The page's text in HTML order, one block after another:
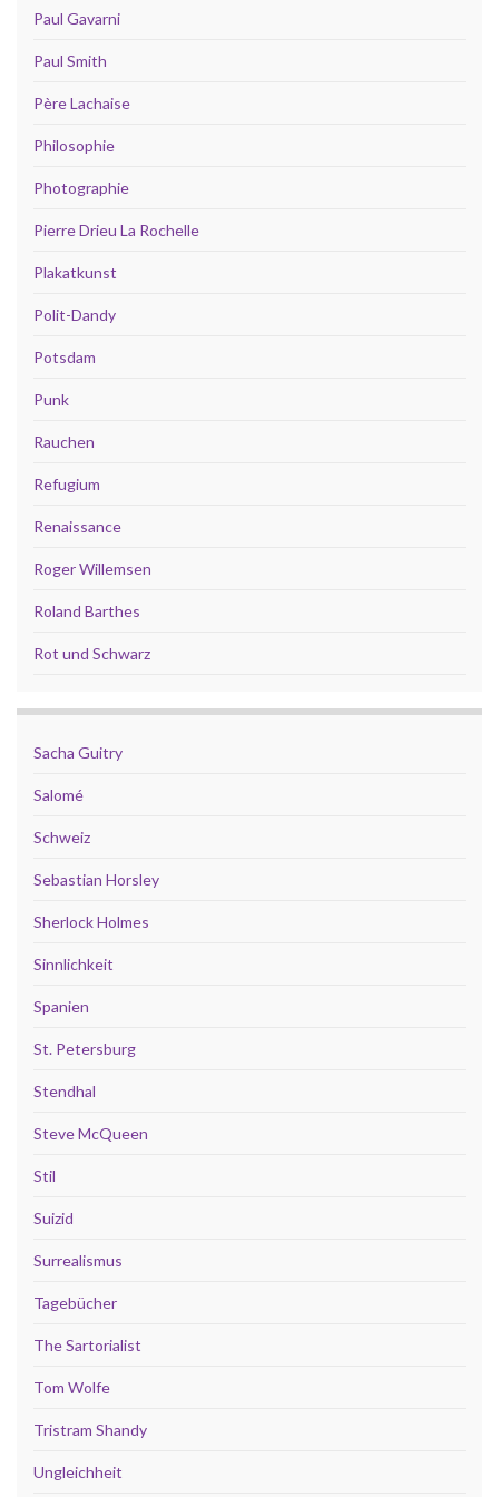
Paul Gavarni
Paul Smith
Père Lachaise
Philosophie
Photographie
Pierre Drieu La Rochelle
Plakatkunst
Polit-Dandy
Potsdam
Punk
Rauchen
Refugium
Renaissance
Roger Willemsen
Roland Barthes
Rot und Schwarz
Sacha Guitry
Salomé
Schweiz
Sebastian Horsley
Sherlock Holmes
Sinnlichkeit
Spanien
St. Petersburg
Stendhal
Steve McQueen
Stil
Suizid
Surrealismus
Tagebücher
The Sartorialist
Tom Wolfe
Tristram Shandy
Ungleichheit